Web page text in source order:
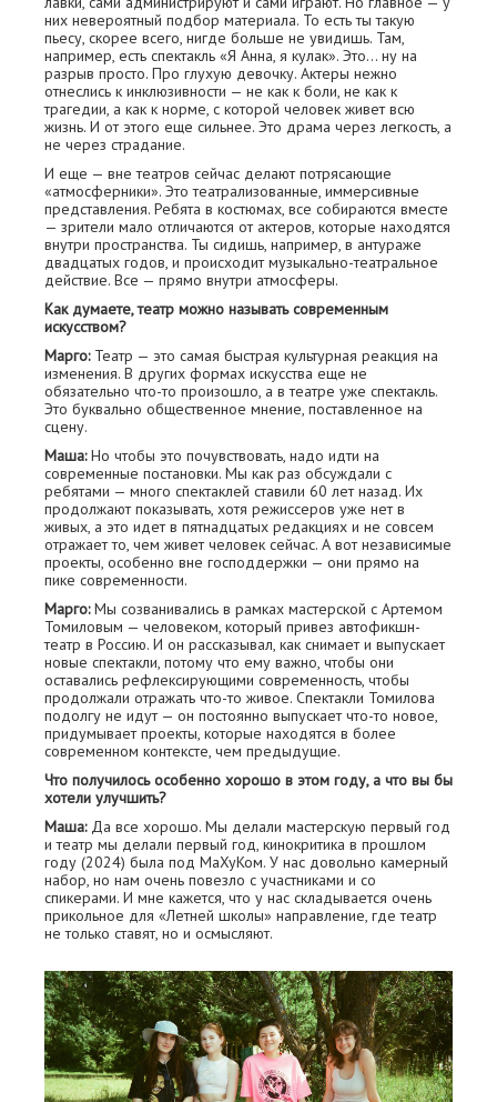
них невероятный подбор материала. То есть ты такую
пьесу, скорее всего, нигде больше не увидишь. Там,
например, есть спектакль «Я Анна, я кулак». Это… ну на
разрыв просто. Про глухую девочку. Актеры нежно
отнеслись к инклюзивности — не как к боли, не как к
трагедии, а как к норме, с которой человек живет всю
жизнь. И от этого еще сильнее. Это драма через легкость, а
не через страдание.
И еще — вне театров сейчас делают потрясающие
«атмосферники». Это театрализованные, иммерсивные
представления. Ребята в костюмах, все собираются вместе
— зрители мало отличаются от актеров, которые находятся
внутри пространства. Ты сидишь, например, в антураже
двадцатых годов, и происходит музыкально-театральное
действие. Все — прямо внутри атмосферы.
Как думаете, театр можно называть современным
искусством?
Марго:Театр — это самая быстрая культурная реакция на
изменения. В других формах искусства еще не
обязательно что-то произошло, а в театре уже спектакль.
Это буквально общественное мнение, поставленное на
сцену.
Маша:Но чтобы это почувствовать, надо идти на
современные постановки. Мы как раз обсуждали с
ребятами — много спектаклей ставили 60 лет назад. Их
продолжают показывать, хотя режиссеров уже нет в
живых, а это идет в пятнадцатых редакциях и не совсем
отражает то, чем живет человек сейчас. А вот независимые
проекты, особенно вне господдержки — они прямо на
пике современности.
Марго:Мы созванивались в рамках мастерской с Артемом
Томиловым — человеком, который привез автофикшн-
театр в Россию. И он рассказывал, как снимает и выпускает
новые спектакли, потому что ему важно, чтобы они
оставались рефлексирующими современность, чтобы
продолжали отражать что-то живое. Спектакли Томилова
подолгу не идут — он постоянно выпускает что-то новое,
придумывает проекты, которые находятся в более
современном контексте, чем предыдущие.
Что получилось особенно хорошо в этом году, а что вы бы
хотели улучшить?
Маша:Да все хорошо. Мы делали мастерскую первый год
и театр мы делали первый год, кинокритика в прошлом
году (2024) была под МаХуКом. У нас довольно камерный
набор, но нам очень повезло с участниками и со
спикерами. И мне кажется, что у нас складывается очень
прикольное для «Летней школы» направление, где театр
не только ставят, но и осмысляют.